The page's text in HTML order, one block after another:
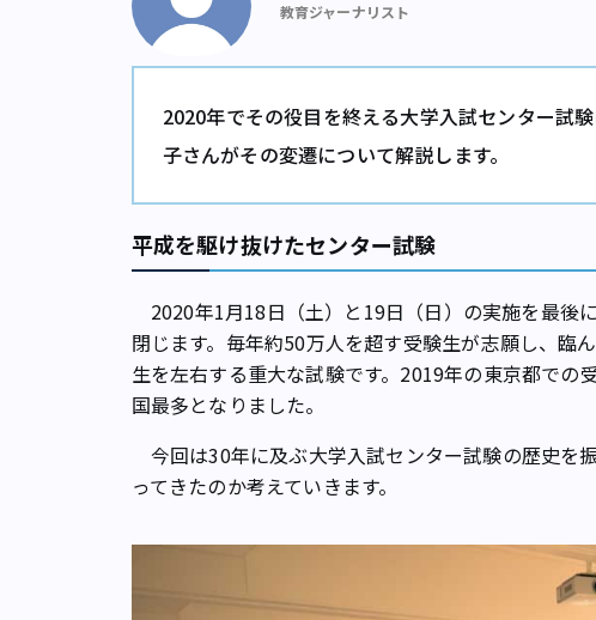
教育ジャーナリスト
2020年でその役目を終える大学入試センター試
子さんがその変遷について解説します。
平成を駆け抜けたセンター試験
2020年1月18日（土）と19日（日）の実施を最後
閉じます。毎年約50万人を超す受験生が志願し、臨
生を左右する重大な試験です。2019年の東京都での
国最多となりました。
今回は30年に及ぶ大学入試センター試験の歴史を
ってきたのか考えていきます。